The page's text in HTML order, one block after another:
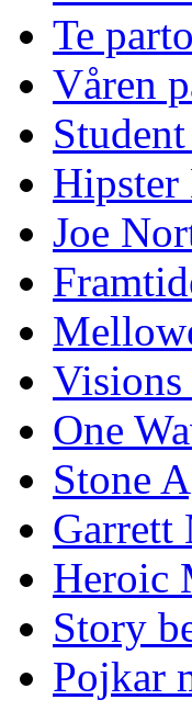
Te
Våren
Hipster
Joe
One
Stone
Garrett
Heroic
Story
Pojkar